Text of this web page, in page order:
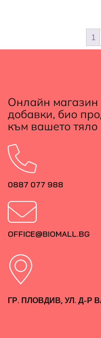
1
Онлайн магазин
добавки, био
към вашето
0887 077 988
OFFICE@BIOMALL.BG
ГР. ПЛОВДИВ, УЛ. Д-Р